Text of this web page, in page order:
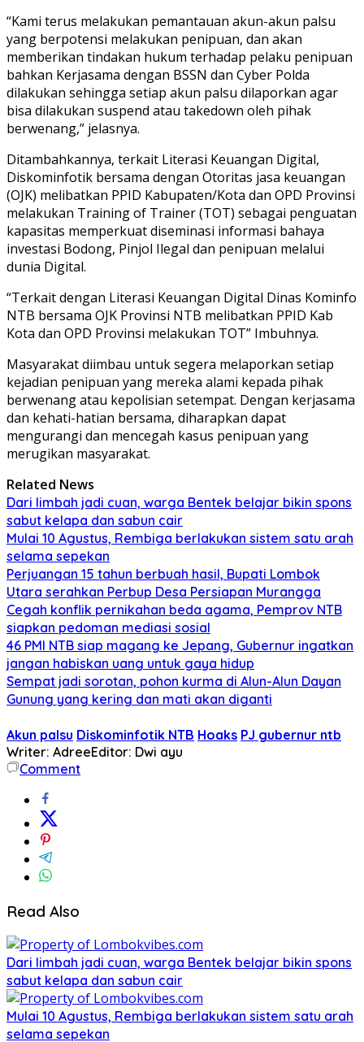
“Kami terus melakukan pemantauan akun-akun palsu
yang berpotensi melakukan penipuan, dan akan
memberikan tindakan hukum terhadap pelaku penipuan
bahkan Kerjasama dengan BSSN dan Cyber Polda
dilakukan sehingga setiap akun palsu dilaporkan agar
bisa dilakukan suspend atau takedown oleh pihak
berwenang,” jelasnya.
Ditambahkannya, terkait Literasi Keuangan Digital,
Diskominfotik bersama dengan Otoritas jasa keuangan
(OJK) melibatkan PPID Kabupaten/Kota dan OPD Provinsi
melakukan Training of Trainer (TOT) sebagai penguatan
kapasitas memperkuat diseminasi informasi bahaya
investasi Bodong, Pinjol Ilegal dan penipuan melalui
dunia Digital.
“Terkait dengan Literasi Keuangan Digital Dinas Kominfo
NTB bersama OJK Provinsi NTB melibatkan PPID Kab
Kota dan OPD Provinsi melakukan TOT” Imbuhnya.
Masyarakat diimbau untuk segera melaporkan setiap
kejadian penipuan yang mereka alami kepada pihak
berwenang atau kepolisian setempat. Dengan kerjasama
dan kehati-hatian bersama, diharapkan dapat
mengurangi dan mencegah kasus penipuan yang
merugikan masyarakat.
Related News
Dari limbah jadi cuan, warga Bentek belajar bikin spons
sabut kelapa dan sabun cair
Mulai 10 Agustus, Rembiga berlakukan sistem satu arah
selama sepekan
Perjuangan 15 tahun berbuah hasil, Bupati Lombok
Utara serahkan Perbup Desa Persiapan Murangga
Cegah konflik pernikahan beda agama, Pemprov NTB
siapkan pedoman mediasi sosial
46 PMI NTB siap magang ke Jepang, Gubernur ingatkan
jangan habiskan uang untuk gaya hidup
Sempat jadi sorotan, pohon kurma di Alun-Alun Dayan
Gunung yang kering dan mati akan diganti
Akun palsu Diskominfotik NTB Hoaks PJ gubernur ntb
Writer: AdreeEditor: Dwi ayu
Comment
Read Also
Dari limbah jadi cuan, warga Bentek belajar bikin spons
sabut kelapa dan sabun cair
Mulai 10 Agustus, Rembiga berlakukan sistem satu arah
selama sepekan